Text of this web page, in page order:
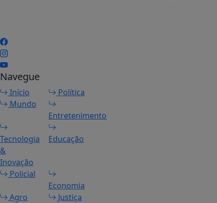
Navegue
Início
Política
Mundo
Entretenimento
Tecnologia
&
Inovação
Educação
Policial
Economia
Agro
Justiça